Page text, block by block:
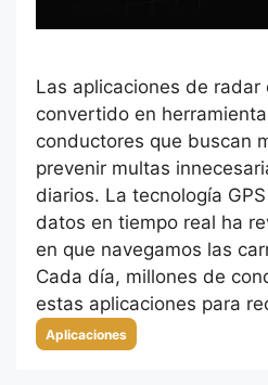
Las aplicaciones de
convertido en
conductores que buscan
prevenir multas
diarios. La tecnología
datos en tiempo real ha
en que navegamos las
Cada día, millones de
estas aplicaciones para
Categorías
Aplicaciones